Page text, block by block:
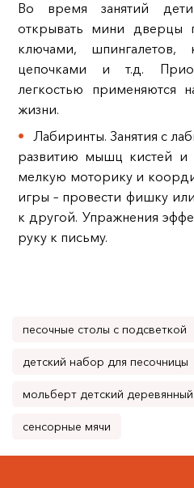
Во время занятий
открывать мини
ключами,
цепочками и т.д.
легкостью применяются
жизни.
Лабиринты. Занятия с
развитию мышц кистей и
мелкую моторику и
игры – провести фишку
к другой. Упражнения
руку к письму.
песочные столы с подсветкой
детский набор для песочницы
мольберт детский деревянный
сенсорные мячи